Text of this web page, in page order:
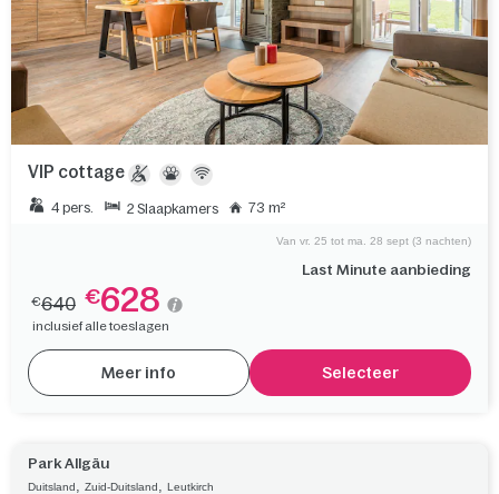
VIP cottage
4 pers. 2 Slaapkamers 73 m²
Last Minute aanbieding
Van vr. 25 tot ma. 28 sept (3 nachten)
€640 €628
inclusief alle toeslagen
Meer info Selecteer
Park Allgäu
Duitsland Zuid-Duitsland Leutkirch